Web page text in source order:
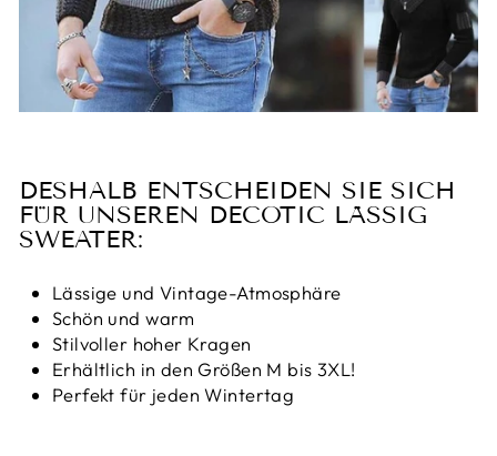
DESHALB ENTSCHEIDEN SIE SICH
FÜR UNSEREN DECOTIC LÄSSIG
SWEATER:
Lässige und Vintage-Atmosphäre
Schön und warm
Stilvoller hoher Kragen
Erhältlich in den Größen M bis 3XL!
Perfekt für jeden Wintertag